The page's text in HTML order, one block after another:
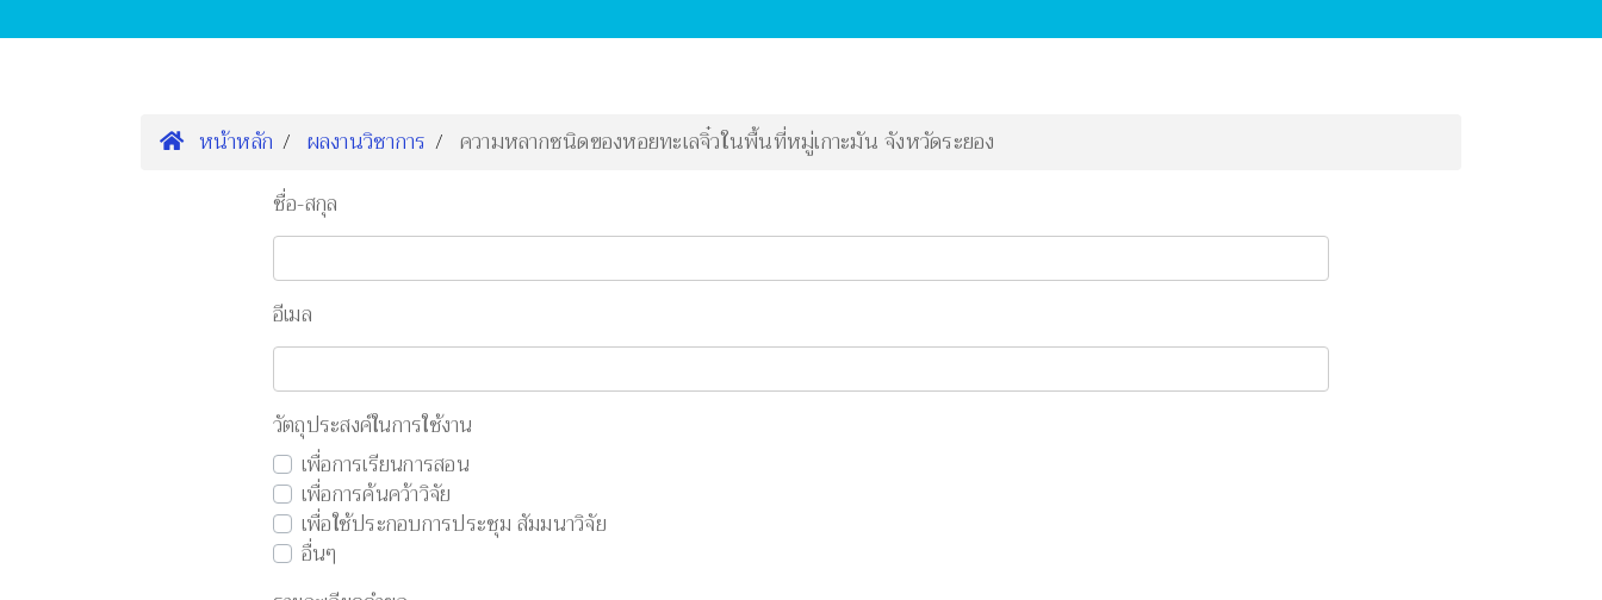
หน้าหลัก ผลงานวิชาการ ความหลากชนิดของหอยทะเลจิ๋วในพื้นที่หมู่เกาะมัน จังหวัดระยอง
ชื่อ-สกุล
อีเมล
วัตถุประสงค์ในการใช้งาน
เพื่อการเรียนการสอน
เพื่อการค้นคว้าวิจัย
เพื่อใช้ประกอบการประชุม สัมมนาวิจัย
อื่นๆ